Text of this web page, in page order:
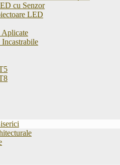
cu Senzor
LED